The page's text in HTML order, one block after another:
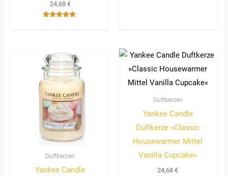
24,68 €
Duftkerzen
Yankee Candle
Duftkerzen
Yankee Candle
Duftkerze »Classic
Housewarmer Mittel
Vanilla Cupcake«
24,68€